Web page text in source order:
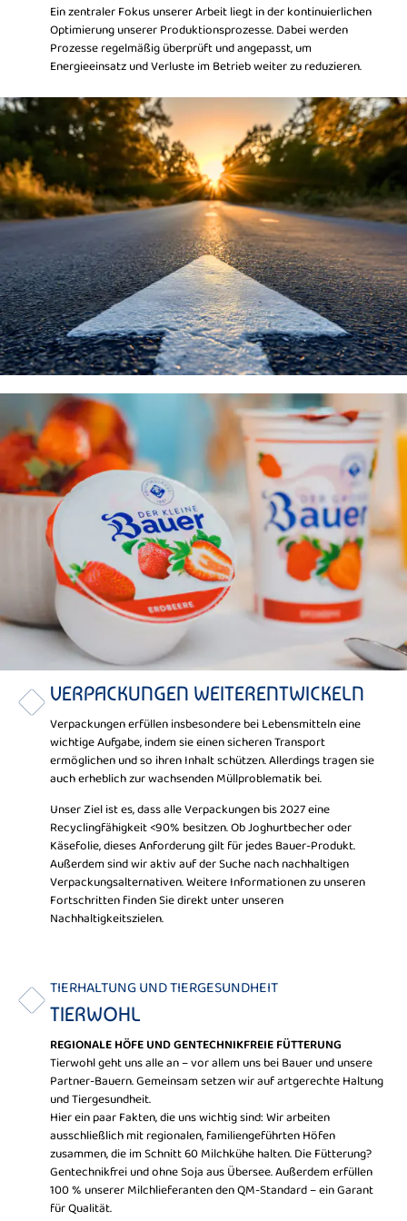
Ein zentraler Fokus unserer Arbeit liegt in der kontinuierlichen
Optimierung unserer Produktionsprozesse. Dabei werden
Prozesse regelmäßig überprüft und angepasst, um
Energieeinsatz und Verluste im Betrieb weiter zu reduzieren.
VERPACKUNGEN WEITERENTWICKELN
Verpackungen erfüllen insbesondere bei Lebensmitteln eine
wichtige Aufgabe, indem sie einen sicheren Transport
ermöglichen und so ihren Inhalt schützen. Allerdings tragen sie
auch erheblich zur wachsenden Müllproblematik bei.
Unser Ziel ist es, dass alle Verpackungen bis 2027 eine
Recyclingfähigkeit <90% besitzen. Ob Joghurtbecher oder
Käsefolie, dieses Anforderung gilt für jedes Bauer-Produkt.
Außerdem sind wir aktiv auf der Suche nach nachhaltigen
Verpackungsalternativen. Weitere Informationen zu unseren
Fortschritten finden Sie direkt unter unseren
Nachhaltigkeitszielen.
TIERHALTUNG UND TIERGESUNDHEIT
TIERWOHL
REGIONALE HÖFE UND GENTECHNIKFREIE FÜTTERUNG
Tierwohl geht uns alle an – vor allem uns bei Bauer und unsere
Partner-Bauern. Gemeinsam setzen wir auf artgerechte Haltung
und Tiergesundheit.
Hier ein paar Fakten, die uns wichtig sind: Wir arbeiten
ausschließlich mit regionalen, familiengeführten Höfen
zusammen, die im Schnitt 60 Milchkühe halten. Die Fütterung?
Gentechnikfrei und ohne Soja aus Übersee. Außerdem erfüllen
100 % unserer Milchlieferanten den QM-Standard – ein Garant
für Qualität.